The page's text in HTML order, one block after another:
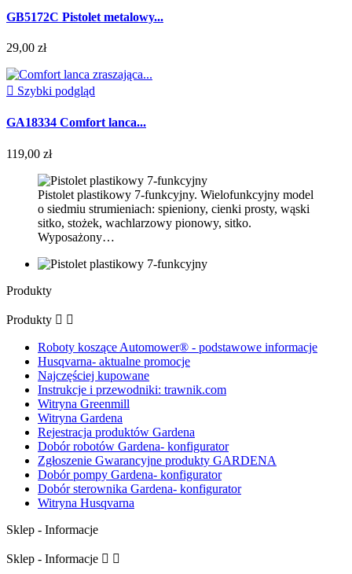
GB5172C Pistolet metalowy...
29,00 zł
 Szybki podgląd
GA18334 Comfort lanca...
119,00 zł
Pistolet plastikowy 7-funkcyjny. Wielofunkcyjny model
o siedmiu strumieniach: spieniony, cienki prosty, wąski
sitko, stożek, wachlarzowy pionowy, sitko.
Wyposażony…
Produkty
Produkty  
Roboty koszące Automower® - podstawowe informacje
Husqvarna- aktualne promocje
Najczęściej kupowane
Instrukcje i przewodniki: trawnik.com
Witryna Greenmill
Witryna Gardena
Rejestracja produktów Gardena
Dobór robotów Gardena- konfigurator
Zgłoszenie Gwarancyjne produkty GARDENA
Dobór pompy Gardena- konfigurator
Dobór sterownika Gardena- konfigurator
Witryna Husqvarna
Sklep - Informacje
Sklep - Informacje  